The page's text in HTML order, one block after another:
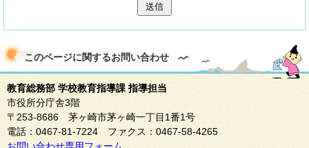
送信
このページに関するお問い合わせ
教育総務部 学校教育指導課 指導担当
市役所分庁舎3階
〒253-8686 茅ヶ崎市茅ヶ崎一丁目1番1号
電話：0467-81-7224 ファクス：0467-58-4265